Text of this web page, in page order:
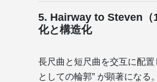
5. Hairway to Steven（
化と構造化
長尺曲と短尺曲を交互に配置
としての輪郭” が顕著になる